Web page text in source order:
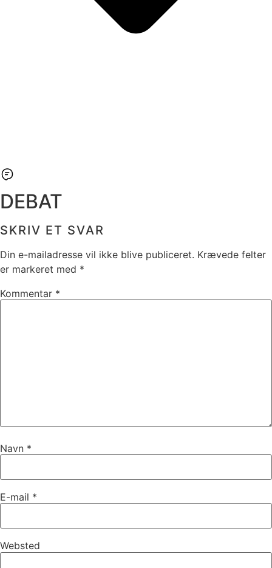
DEBAT
SKRIV ET SVAR
Din e-mailadresse vil ikke blive publiceret. Krævede felter
er markeret med *
Kommentar *
Navn *
E-mail *
Websted